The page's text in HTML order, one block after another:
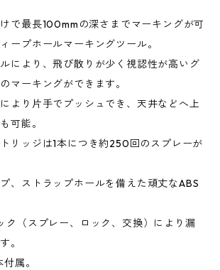
で最長100mmの深さまでマーキングが可
ープホールマーキングツール。
により、飛び散りが少く視認性が高いグ
マーキングができます。
より片手でプッシュでき、天井などへ上
可能。
リッジは1本につき約250回のスプレーが
、ストラップホールを備えた頑丈なABS
（スプレー、ロック、交換）により漏
。
属。